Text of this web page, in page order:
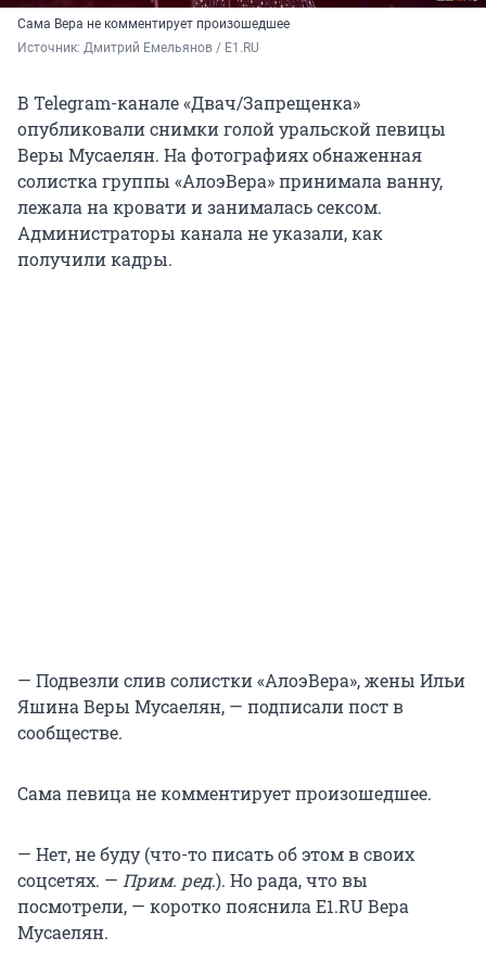
Сама Вера не комментирует произошедшее
Источник: Дмитрий Емельянов / Е1.RU
В Telegram-канале «Двач/Запрещенка»
опубликовали снимки голой уральской певицы
Веры Мусаелян. На фотографиях обнаженная
солистка группы «АлоэВера» принимала ванну,
лежала на кровати и занималась сексом.
Администраторы канала не указали, как
получили кадры.
— Подвезли слив солистки «АлоэВера», жены Ильи
Яшина Веры Мусаелян, — подписали пост в
сообществе.
Сама певица не комментирует произошедшее.
— Нет, не буду (что-то писать об этом в своих
соцсетях. — Прим. ред.). Но рада, что вы
посмотрели, — коротко пояснила E1.RU Вера
Мусаелян.